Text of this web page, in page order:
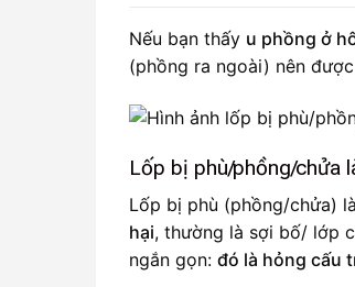
Nếu bạn thấy u phồng ở
(phồng ra ngoài) nên
Lốp bị phù/phồng/chửa
Lốp bị phù (phồng/chửa) là
hại, thường là sợi bố/ lớp
ngắn gọn: đó là hỏng cấu